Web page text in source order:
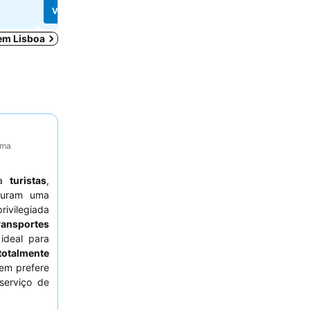
Ver preços
Lisboa
turistas,
uma
para
prefere
de